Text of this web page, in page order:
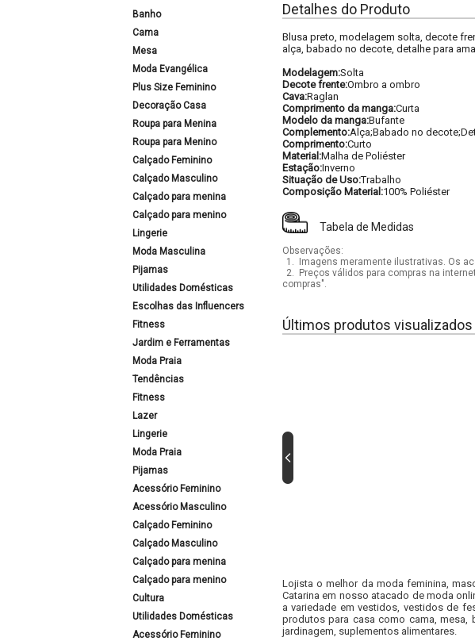
Banho
Cama
Mesa
Moda Evangélica
Plus Size Feminino
Decoração Casa
Roupa para Menina
Roupa para Menino
Calçado Feminino
Calçado Masculino
Calçado para menina
Calçado para menino
Lingerie
Moda Masculina
Pijamas
Utilidades Domésticas
Escolhas das Influencers
Fitness
Jardim e Ferramentas
Moda Praia
Tendências
Fitness
Lazer
Lingerie
Moda Praia
Pijamas
Acessório Feminino
Acessório Masculino
Calçado Feminino
Calçado Masculino
Calçado para menina
Calçado para menino
Cultura
Utilidades Domésticas
Acessório Feminino
Detalhes do Produto
Blusa preto, modelagem solta, decote
alça, babado no decote, detalhe para
Modelagem:Solta
Decote frente:Ombro a ombro
Cava:Raglan
Comprimento da manga:Curta
Modelo da manga:Bufante
Complemento:Alça;Babado no
Comprimento:Curto
Material:Malha de Poliéster
Estação:Inverno
Situação de Uso:Trabalho
Composição Material:100% Poliéster
Tabela de Medidas
Observações:
1.
Imagens meramente ilustrativas. Os
2.
Preços válidos para compras na
compras".
Últimos produtos visualizados
Lojista o melhor da moda feminina,
Catarina em nosso atacado de moda
a variedade em vestidos, vestidos de
produtos para casa como cama, mesa,
jardinagem, suplementos alimentares.